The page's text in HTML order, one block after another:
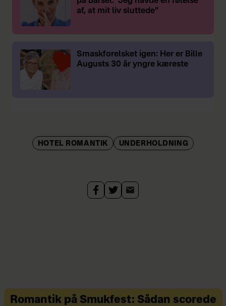
af, at mit liv sluttede”
Smaskforelsket igen: Her er Bille
Augusts 30 år yngre kæreste
HOTEL ROMANTIK UNDERHOLDNING
Romantik på Smukfest: Sådan scorede